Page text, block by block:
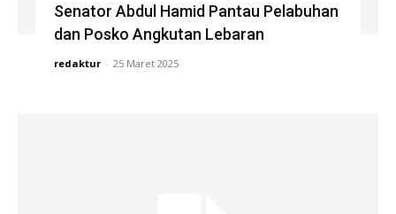
Senator Abdul Hamid Pantau Pelabuhan
dan Posko Angkutan Lebaran
redaktur - 25 Maret 2025